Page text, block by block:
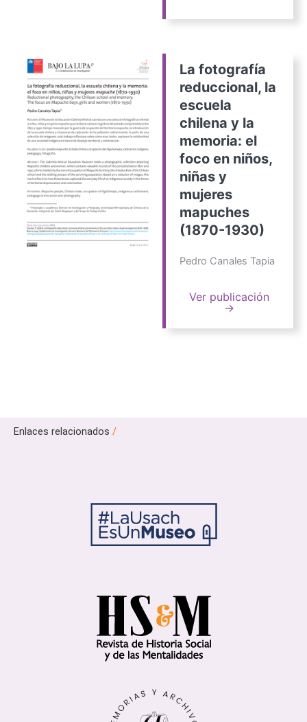
La fotografía
reduccional, la
escuela
chilena y la
memoria: el
foco en niños,
niñas y
mujeres
mapuches
(1870-1930)
Pedro Canales Tapia
Ver publicación
→
Enlaces relacionados /